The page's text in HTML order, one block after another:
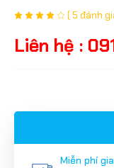
( 5 đánh
Liên hệ :
Miễn phí